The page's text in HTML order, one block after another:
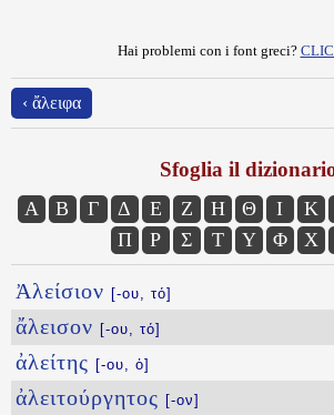
Hai problemi con i font greci?
‹ ἄλειφα
Sfoglia il
Α Β Γ Δ Ε Ζ Η Θ Ι Κ
Π
Ρ Σ Τ Υ Φ Χ
Ἀλείσιον [-ου, τό]
ἄλεισον [-ου, τό]
ἀλείτης [-ου, ὁ]
ἀλειτούργητος [-ον]